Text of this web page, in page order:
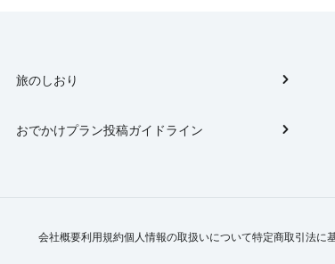
旅のしおり
おでかけプラン投稿ガイドライン
会社概要利用規約個人情報の取扱いについて特定商取引法に